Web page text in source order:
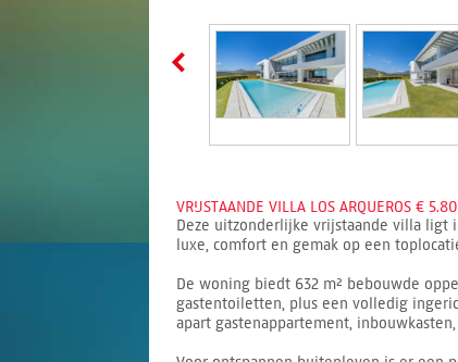
VRIJSTAANDE VILLA LOS ARQUEROS €
Deze uitzonderlijke vrijstaande villa ligt
luxe, comfort en gemak op een
De woning biedt 632 m² bebouwde
gastentoiletten, plus een volledig
apart gastenappartement,